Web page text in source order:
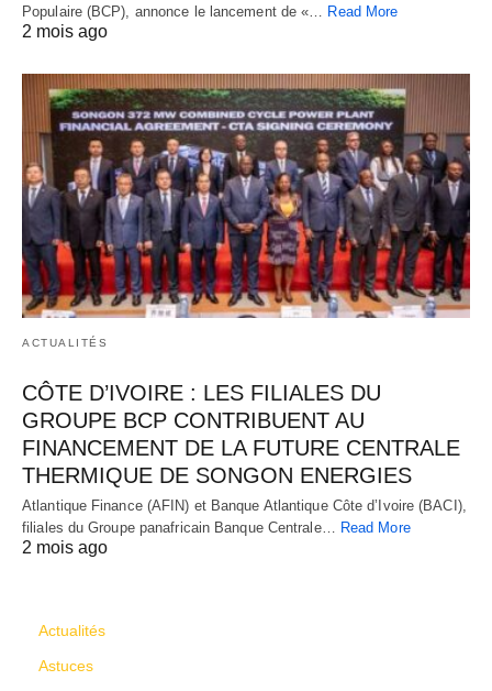
Populaire (BCP), annonce le lancement de «… Read More
2 mois ago
ACTUALITÉS
CÔTE D’IVOIRE : LES FILIALES DU
GROUPE BCP CONTRIBUENT AU
FINANCEMENT DE LA FUTURE CENTRALE
THERMIQUE DE SONGON ENERGIES
Atlantique Finance (AFIN) et Banque Atlantique Côte d’Ivoire (BACI),
filiales du Groupe panafricain Banque Centrale… Read More
2 mois ago
Actualités
Astuces